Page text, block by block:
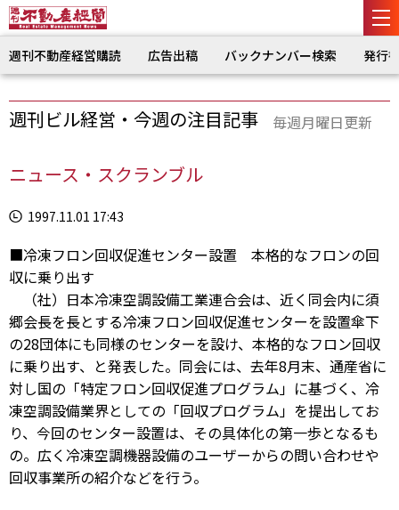
週刊不動産経営購読 広告出稿 バックナンバー検索 発行
週刊ビル経営・今週の注目記事 毎週月曜日更新
ニュース・スクランブル
1997.11.01 17:43
■冷凍フロン回収促進センター設置 本格的なフロンの回
収に乗り出す
（社）日本冷凍空調設備工業連合会は、近く同会内に須
郷会長を長とする冷凍フロン回収促進センターを設置傘下
の28団体にも同様のセンターを設け、本格的なフロン回収
に乗り出す、と発表した。同会には、去年8月末、通産省に
対し国の「特定フロン回収促進プログラム」に基づく、冷
凍空調設備業界としての「回収プログラム」を提出してお
り、今回のセンター設置は、その具体化の第一歩となるも
の。広く冷凍空調機器設備のユーザーからの問い合わせや
回収事業所の紹介などを行う。